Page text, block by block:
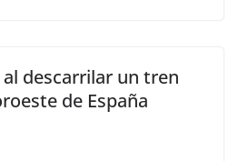
descarrilar un tren
de España